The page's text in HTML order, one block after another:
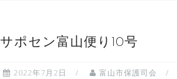
サポセン富山便り10号
2022年7月2日 富山市保護司会